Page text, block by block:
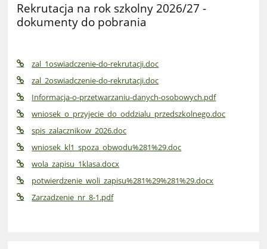
Rekrutacja na rok szkolny 2026/27 -
dokumenty do pobrania
zal_1oswiadczenie-do-rekrutacji.doc
zal_2oswiadczenie-do-rekrutacji.doc
Informacja-o-przetwarzaniu-danych-osobowych.pdf
wniosek_o_przyjecie_do_oddzialu_przedszkolnego.doc
spis_zalacznikow_2026.doc
wniosek_kl1_spoza_obwodu%281%29.doc
wola_zapisu_1klasa.docx
potwierdzenie_woli_zapisu%281%29%281%29.docx
Zarzadzenie_nr_8-1.pdf